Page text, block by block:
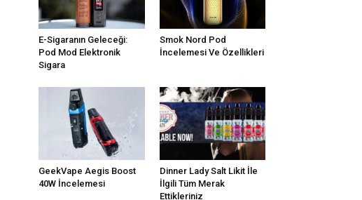
E-Sigaranın Geleceği:
Pod Mod Elektronik
Sigara
Smok Nord Pod
İncelemesi Ve Özellikleri
GeekVape Aegis Boost
40W İncelemesi
Dinner Lady Salt Likit İle
İlgili Tüm Merak
Ettikleriniz